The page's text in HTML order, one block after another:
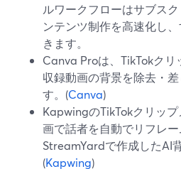
ルワークフローはサブス
ンテンツ制作を高速化し
きます。
Canva Proは、TikTokク
収録動画の背景を除去・
す。(Canva)
KapwingのTikTokクリッ
画で話者を自動でリフレー
StreamYardで作成したAI
(Kapwing)